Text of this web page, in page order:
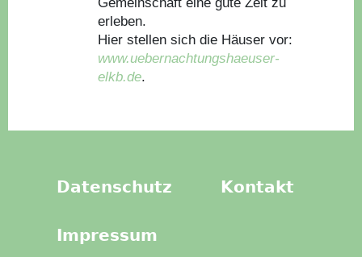
erleben.
Hier stellen sich die Häuser vor:
www.uebernachtungshaeuser-
elkb.de.
Datenschutz Kontakt
Impressum